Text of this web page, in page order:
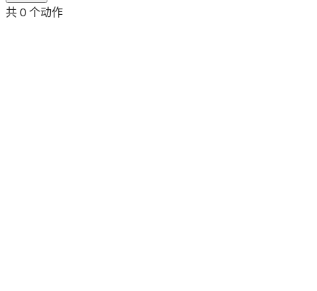
共 0 个动作